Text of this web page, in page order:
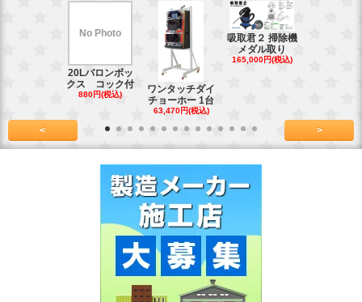
No Photo
20Lバロンボッ
クス コック付
880円(税込)
ワンタッチダイ
チョーホー 1台
63,470円(税込)
吸取君２ 掃除機
メダル取り
165,000円(税込)
< >